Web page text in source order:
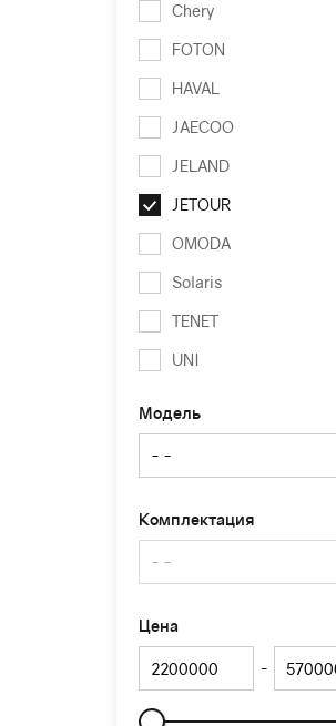
Chery
FOTON
HAVAL
JAECOO
JELAND
JETOUR
OMODA
Solaris
TENET
UNI
Модель
Комплектация
Цена
-